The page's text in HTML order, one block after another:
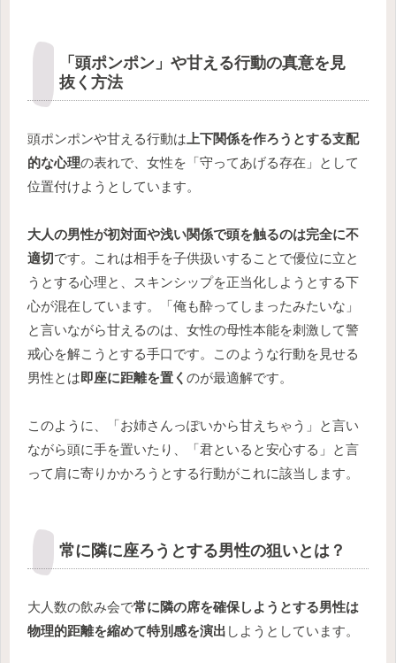
「頭ポンポン」や甘える行動の真意を見
抜く方法
頭ポンポンや甘える行動は 上下関係を作ろうとする支配
的な心理の表れで、女性を「守ってあげる存在」として
位置付けようとしています。
大人の男性が初対面や浅い関係で頭を触るのは完全に不
適切です。これは相手を子供扱いすることで優位に立と
うとする心理と、スキンシップを正当化しようとする下
心が混在しています。「俺も酔ってしまったみたいな」
と言いながら甘えるのは、女性の母性本能を刺激して警
戒心を解こうとする手口です。このような行動を見せる
男性とは即座に距離を置く のが最適解です。
このように、「お姉さんっぽいから甘えちゃう」と言い
ながら頭に手を置いたり、「君といると安心する」と言
って肩に寄りかかろうとする行動がこれに該当します。
常に隣に座ろうとする男性の狙いとは？
大人数の飲み会で常に隣の席を確保しようとする男性は
物理的距離を縮めて特別感を演出 しようとしています。